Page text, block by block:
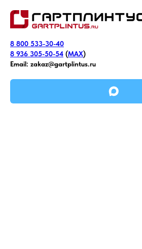
8 800 533-30-40
8 936 305-50-54 (MAX)
Email: zakaz@gartplintus.ru